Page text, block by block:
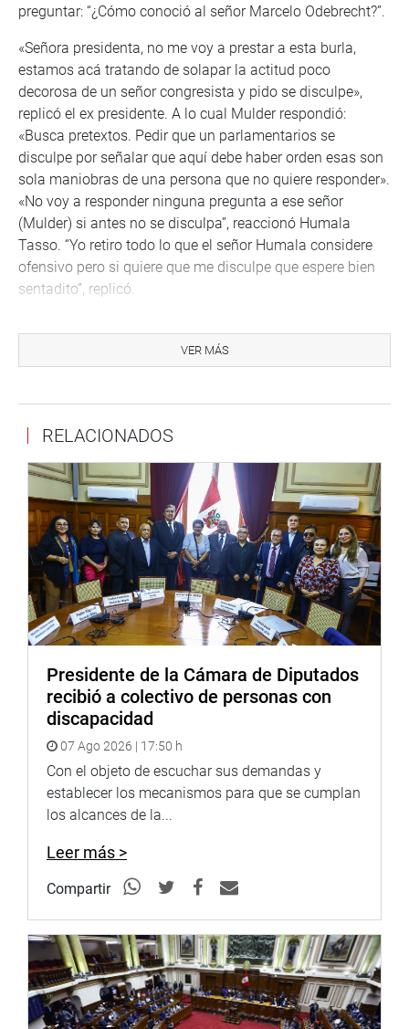
preguntar: “¿Cómo conoció al señor Marcelo Odebrecht?”.
«Señora presidenta, no me voy a prestar a esta burla,
estamos acá tratando de solapar la actitud poco
decorosa de un señor congresista y pido se disculpe»,
replicó el ex presidente. A lo cual Mulder respondió:
«Busca pretextos. Pedir que un parlamentarios se
disculpe por señalar que aquí debe haber orden esas son
sola maniobras de una persona que no quiere responder».
«No voy a responder ninguna pregunta a ese señor
(Mulder) si antes no se disculpa”, reaccionó Humala
Tasso. “Yo retiro todo lo que el señor Humala considere
ofensivo pero si quiere que me disculpe que espere bien
sentadito”, replicó.
Tras ello, el interrogatorio continuó y Humala Tasso
hombre fuerte de la constructora Odebrecht en Perú, y con
su director Marcelo Odebrecht. Con quienes, dijo solo
hablaron en términos protocolares, sin saber que ofrecían
coimas a funcionarios de su gestión.
Ante la insistencia de la legisladora Bartra Barriga sobre
el financiamiento de aportes de campaña electoral, el ex
presidente refirió que se está cayendo en un «círculo
vicioso» que no llegaba a ningún lado. «Se está hablando
de una investigación que está en Fiscalía. Me está
haciendo preguntas fuera del marco de la invitación, me
parece que es una falta de cortesía», dijo el ex
responder preguntas sobre los viajes que hizo junto a su
esposa Nadine Heredia, argumentando que lo habían
invitado en su calidad como presidente de la República.
(GMV)
PRENSA CONGRESO 05-06-18
Puede encontrar más información en nuestra página web
y redes sociales
http://www.congreso.gob.pe/
Facebook:
https://www.facebook.com/congresodelarepublicadelperu?
fref=ts
Twitter:https://twitter.com/congresoperu
VER MÁS
RELACIONADOS
Presidente de la Cámara de Diputados
recibió a colectivo de personas con
discapacidad
07 Ago 2026 | 17:50 h
Con el objeto de escuchar sus demandas y
establecer los mecanismos para que se cumplan
los alcances de la...
Leer más >
Compartir